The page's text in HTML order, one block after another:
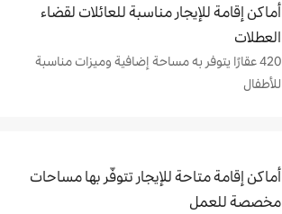
أماكن إقامة للإيجار مناسبة للعائلات لقضاء
العطلات
420 عقارًا يتوفر به مساحة إضافية وميزات مناسبة
للأطفال
أماكن إقامة متاحة للإيجار تتوفّر بها مساحات
مخصصة للعمل